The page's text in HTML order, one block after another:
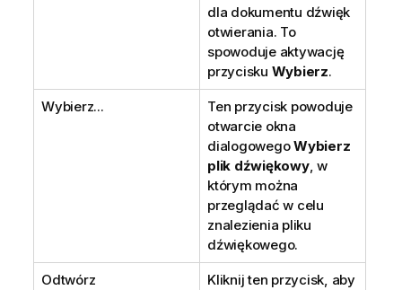
dla dokumentu dźwięk
otwierania. To
spowoduje aktywację
przycisku Wybierz.
Wybierz...
Ten przycisk powoduje
otwarcie okna
dialogowegoWybierz
plik dźwiękowy, w
którym można
przeglądać w celu
znalezienia pliku
dźwiękowego.
Odtwórz
Kliknij ten przycisk, aby